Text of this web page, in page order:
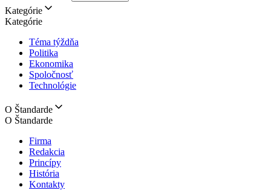
Kategórie
Kategórie
Téma týždňa
Politika
Ekonomika
Spoločnosť
Technológie
O Štandarde
O Štandarde
Firma
Redakcia
Princípy
História
Kontakty